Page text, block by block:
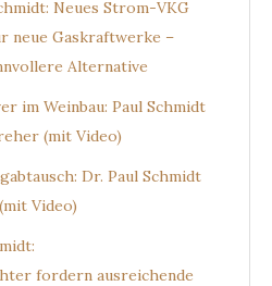
Neues Strom-VKG
neue Gaskraftwerke –
Alternative
im Weinbau: Paul Schmidt
(mit Video)
Dr. Paul Schmidt
Video)
fordern ausreichende